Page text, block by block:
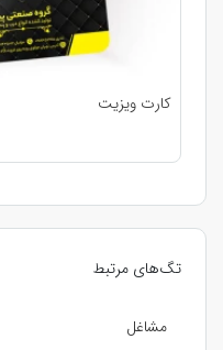
تگ‌های مرتبط
مشاغل
کارت ویزیت